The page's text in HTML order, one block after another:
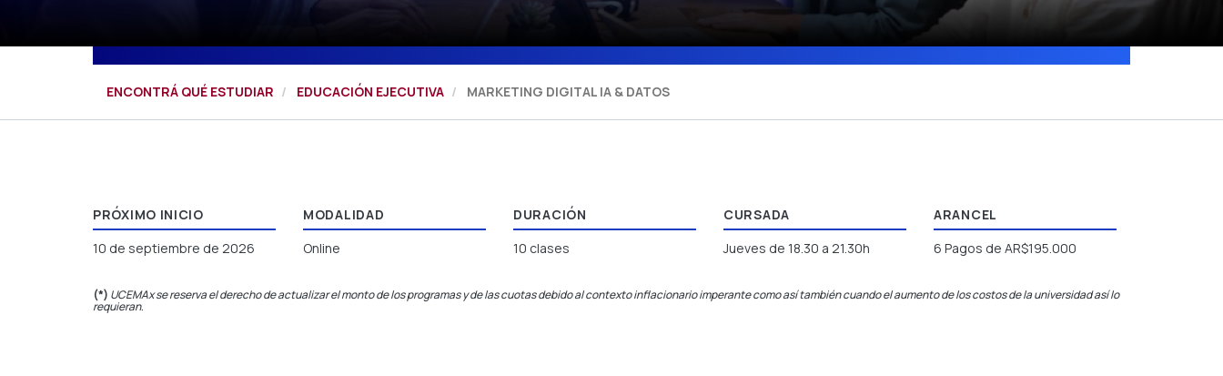
ENCONTRÁ QUÉ ESTUDIAR EDUCACIÓN EJECUTIVA MARKETING DIGITAL IA & DATOS
PRÓXIMO INICIO
10 de septiembre de 2026
MODALIDAD
Online
DURACIÓN
10 clases
CURSADA
Jueves de 18.30 a 21.30h
ARANCEL
6 Pagos de AR$195.000
(*) UCEMAx se reserva el derecho de actualizar el monto de los programas y de las cuotas debido al contexto inflacionario imperante como así también cuando el aumento de los costos de la universidad así lo
requieran.